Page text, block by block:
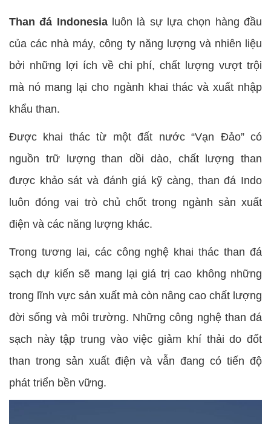
Than đá Indonesialuôn là sự lựa chọn hàng đầu
của các nhà máy, công ty năng lượng và nhiên liệu
bởi những lợi ích về chi phí, chất lượng vượt trội
mà nó mang lại cho ngành khai thác và xuất nhập
khẩu than.
Được khai thác từ một đất nước “Vạn Đảo” có
nguồn trữ lượng than dồi dào, chất lượng than
được khảo sát và đánh giá kỹ càng, than đá Indo
luôn đóng vai trò chủ chốt trong ngành sản xuất
điện và các năng lượng khác.
Trong tương lai, các công nghệ khai thác than đá
sạch dự kiến sẽ mang lại giá trị cao không những
trong lĩnh vực sản xuất mà còn nâng cao chất lượng
đời sống và môi trường. Những công nghệ than đá
sạch này tập trung vào việc giảm khí thải do đốt
than trong sản xuất điện và vẫn đang có tiến độ
phát triển bền vững.